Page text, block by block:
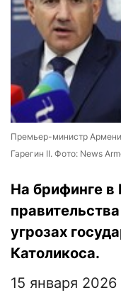
Премьер-министр
Гарегин II. Фото: News
На брифинге в
угрозах
Католикоса.
15 января 2026